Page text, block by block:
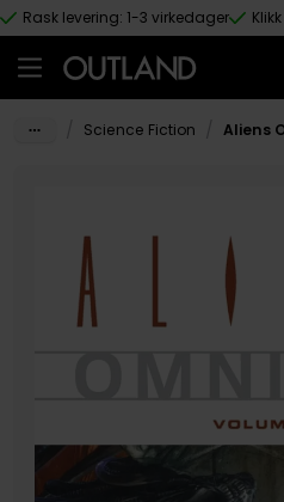
Hopp til hovedinnhold
Rask levering: 1-3 virkedager
Science Fiction Aliens